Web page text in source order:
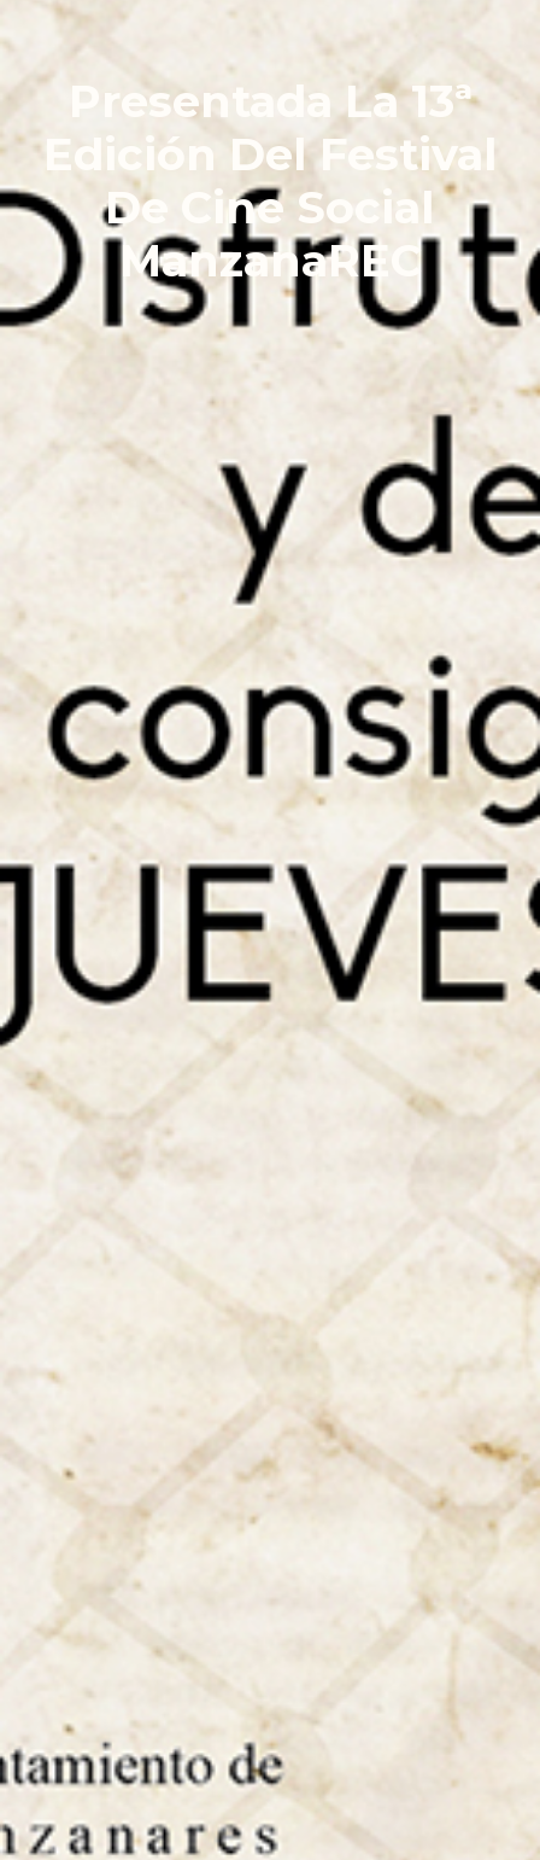
Presentada La 13ª
Edición Del Festival
De Cine Social
ManzanaREC